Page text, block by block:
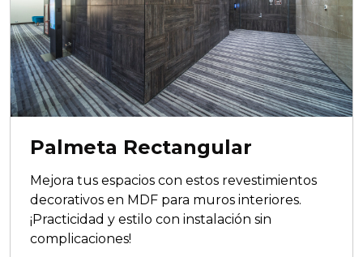
Palmeta Rectangular
Mejora tus espacios con estos revestimientos
decorativos en MDF para muros interiores.
¡Practicidad y estilo con instalación sin
complicaciones!